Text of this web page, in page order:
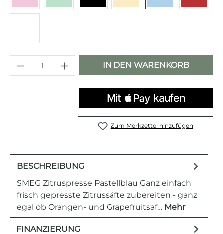
Produkt Anzahl: Gib den
IN DEN WARENKORB
Zum Merkzettel hinzufügen
BESCHREIBUNG
SMEG Zitruspresse Pastellblau Ganz einfach
frisch gepresste Zitrussäfte zubereiten - ganz
egal ob Orangen- und Grapefruitsaf… Mehr
FINANZIERUNG